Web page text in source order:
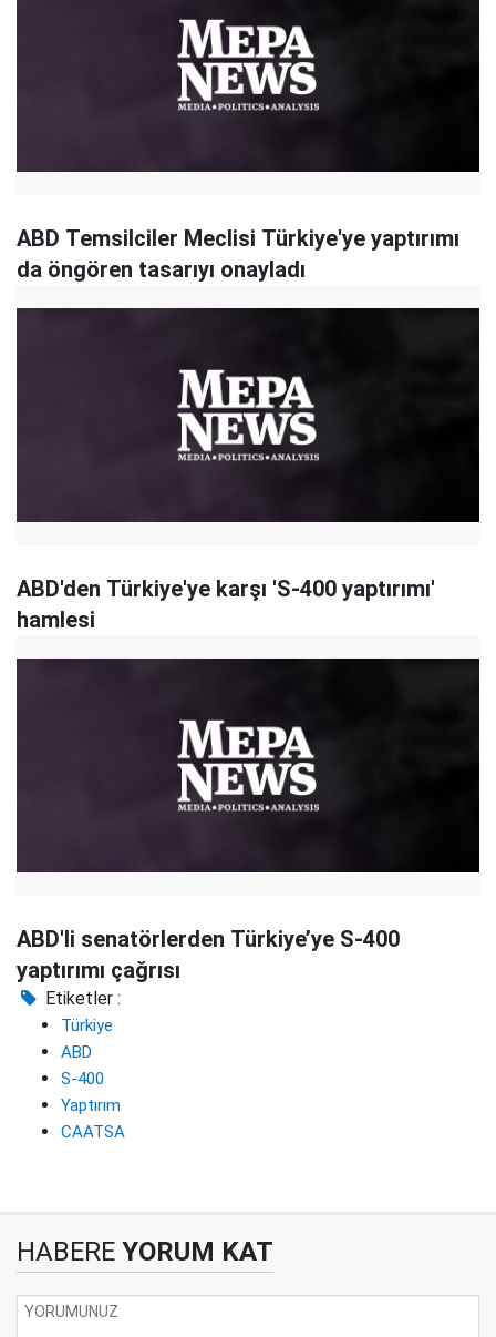
ABD Temsilciler Meclisi Türkiye'ye yaptırımı
da öngören tasarıyı onayladı
ABD'den Türkiye'ye karşı 'S-400 yaptırımı'
hamlesi
ABD'li senatörlerden Türkiye’ye S-400
yaptırımı çağrısı
Etiketler :
Türkiye
ABD
S-400
Yaptırım
CAATSA
HABERE YORUM KAT